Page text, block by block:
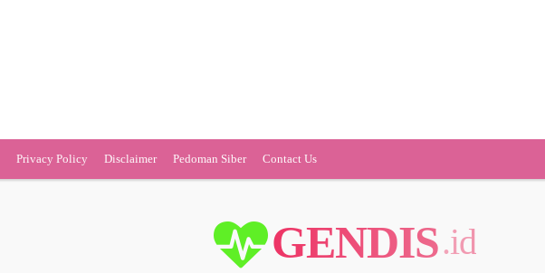
Privacy Policy Disclaimer Pedoman Siber Contact Us
GENDIS.id